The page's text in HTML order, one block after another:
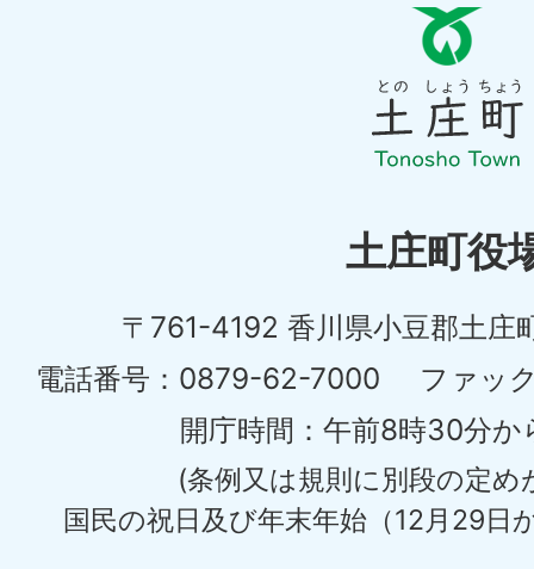
の
し
ょ
ち
う
土
庄
町
Tonosyo
Town
土庄町役
〒761-4192 香川県小豆郡土庄
電話番号：0879-62-7000
ファッ
開庁時間：午前8時30分か
(条例又は規則に別段の定め
国民の祝日及び年末年始（12月29日